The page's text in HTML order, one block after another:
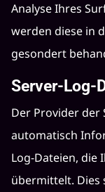
Analyse Ihres
werden diese in
gesondert
Server-Log-
Der Provider der
automatisch
Log-Dateien, die
übermittelt. Dies